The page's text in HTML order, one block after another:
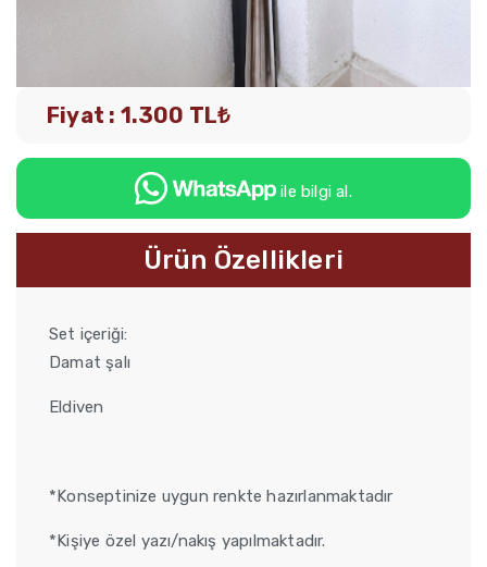
Fiyat : 1.300 TL₺
ile bilgi al.
Ürün Özellikleri
Set içeriği:
Damat şalı
Eldiven
*Konseptinize uygun renkte hazırlanmaktadır
*Kişiye özel yazı/nakış yapılmaktadır.